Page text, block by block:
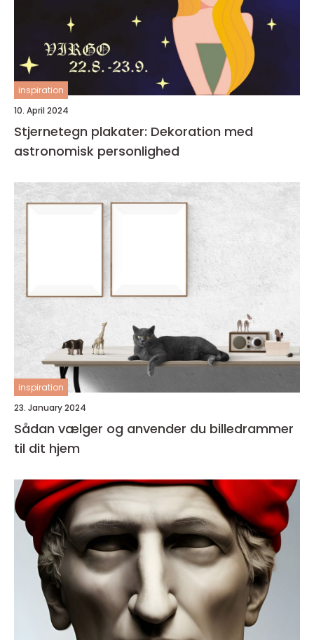
inspiration
10. April 2024
Stjernetegn plakater: Dekoration med
astronomisk personlighed
inspiration
23. January 2024
Sådan vælger og anvender du billedrammer
til dit hjem